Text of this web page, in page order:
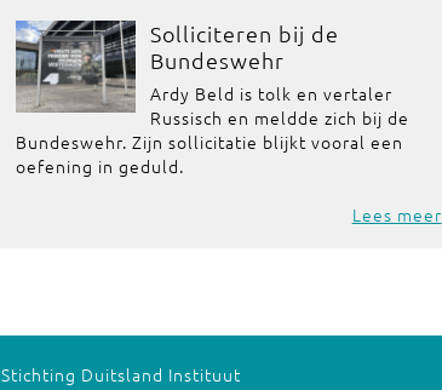
Solliciteren bij de
Bundeswehr
Ardy Beld is tolk en vertaler
Russisch en meldde zich bij de
Bundeswehr. Zijn sollicitatie blijkt vooral een
oefening in geduld.
Lees meer
Stichting Duitsland Instituut